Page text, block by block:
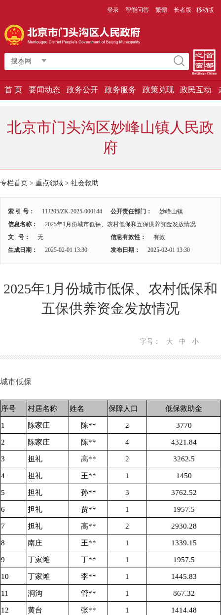
登录 智能问答 繁體 长者版 移动版
搜本网
首 页 要闻动态 政务公开 政务服务 政策兑现 政民互动
北京市门头沟区妙峰山镇人民政
府
专栏首页 > 重点领域 > 社会救助
索 引 号： 11J205/ZK-2025-000144 公开责任部门：
妙峰山镇
信息名称：
2025年1月份城市低保、农村低保和五保供养资金发放情况
文 号：
无 信息有效性：
有效
生成日期：
2025-02-01 13:30 发布日期： 2025-02-01 13:30
2025年1月份城市低保、农村低保和
五保供养资金发放情况
字号： 大 中 小
城市低保
序号 村居名称 姓名 保障人口 低保救助金
1 陈家庄 陈** 2 3770
2 陈家庄 陈** 4 4321.84
3 担礼 高** 2 3262.5
4 担礼 王** 1 1450
5 担礼 孙** 3 3762.52
6 担礼 贾** 1 1957.5
7 担礼 高** 2 2930.28
8 南庄 王** 1 1339.15
9 丁家滩 丁** 1 1957.5
10 丁家滩 李** 1 1445.83
11 涧沟 管** 1 867.32
12 黄台 张** 1 1414.48